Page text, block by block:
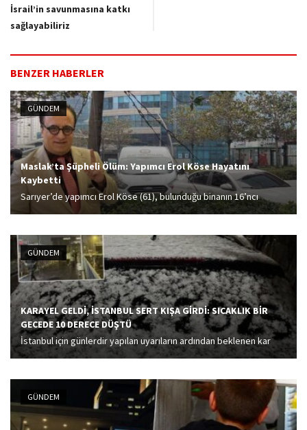
İsrail’in savunmasına katkı
sağlayabiliriz
BENZER HABERLER
GÜNDEM
Maslak’ta Şüpheli Ölüm: Yapımcı Erol Köse Hayatını
Kaybetti
Sarıyer’de yapımcı Erol Köse (61), bulunduğu binanın 16’ncı
katından düşerek hayatını kaybetti. Köse’nin bir süredir sağlık
GÜNDEM
KARAYEL GELDİ, İSTANBUL SERT KIŞA GİRDİ: SICAKLIK BİR
GECEDE 10 DERECE DÜŞTÜ
İstanbul için günlerdir yapılan uyarıların ardından beklenen kar
yağışı başladı. İstanbul Valisi Davut Gül, 'İstanbul'da yarın okullar
Öztürk'e yanıtladı. CNN...
GÜNDEM